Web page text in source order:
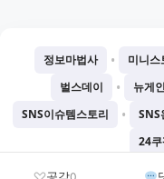
0
정보마법사 • 미니스
벌스데이 • 뉴게인
SNS이슈템스토리 • SNS
24
©